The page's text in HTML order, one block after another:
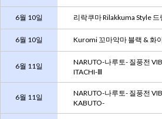
6월 10일 리락쿠마 Rilakkuma Style
6월 10일 Kuromi 꼬마악마 블랙 & 화
6월 11일
NARUTO-나루토- 질풍전
ITACHI-Ⅲ
6월 11일
NARUTO-나루토- 질풍전
KABUTO-